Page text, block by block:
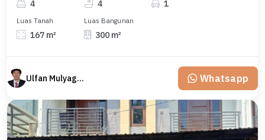
4 4 1
Luas Tanah
167 m²
Luas Bangunan
300 m²
Ulfan Mulyagan Whatsapp